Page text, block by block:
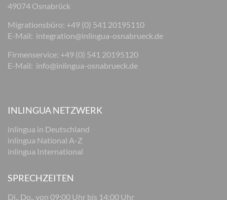
49074 Osnabrück
Migrationsbüro: +49 (0) 541 20195110
E-Mail: integration@inlingua-osnabrueck.de
Firmenservice: +49 (0) 541 20195120
E-Mail: info@inlingua-osnabrueck.de
INLINGUA NETZWERK
inlingua in Deutschland
inlingua National A-Z
inlingua International
SPRECHZEITEN
Di., Do., von 09:00 Uhr bis 14:00 Uhr